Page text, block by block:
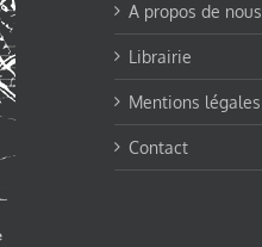
A propos de nous
Librairie
Mentions légales
Contact